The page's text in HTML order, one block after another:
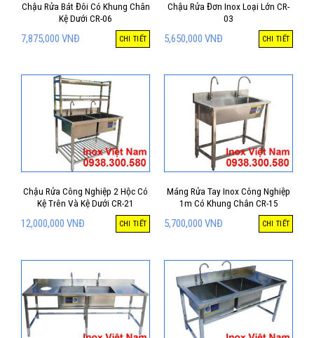
Chậu Rửa Bát Đôi Có Khung Chân
Kệ Dưới CR-06
7,875,000 VNĐ CHI TIẾT
Chậu Rửa Đơn Inox Loại Lớn CR-
03
5,650,000 VNĐ CHI TIẾT
Chậu Rửa Công Nghiệp 2 Hộc Có
Kệ Trên Và Kệ Dưới CR-21
12,000,000 VNĐ CHI TIẾT
Máng Rửa Tay Inox Công Nghiệp
1m Có Khung Chân CR-15
5,700,000 VNĐ CHI TIẾT